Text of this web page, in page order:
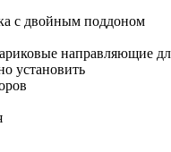
с двойным поддоном
направляющие
установить